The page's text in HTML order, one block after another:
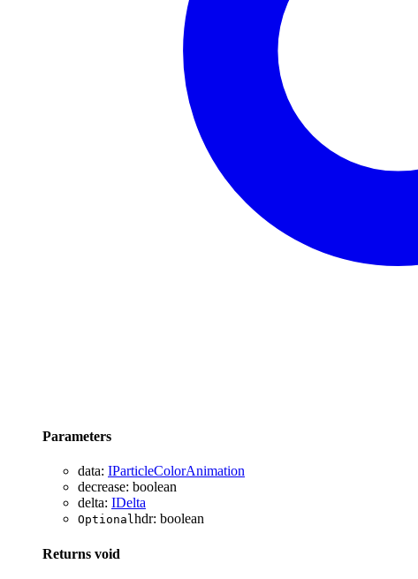
Parameters
data: IParticleColorAnimation
decrease: boolean
delta: IDelta
Optionalhdr: boolean
Returns void